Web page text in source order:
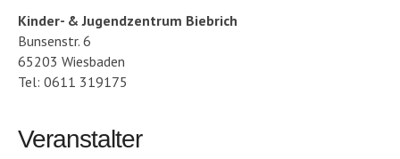
Kinder- & Jugendzentrum Biebrich
Bunsenstr. 6
65203 Wiesbaden
Tel: 0611 319175
Veranstalter